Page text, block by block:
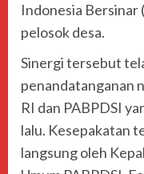
Indonesia Bersinar
pelosok desa.
Sinergi tersebut
penandatanganan
RI dan PABPDSI
lalu. Kesepakatan
langsung oleh